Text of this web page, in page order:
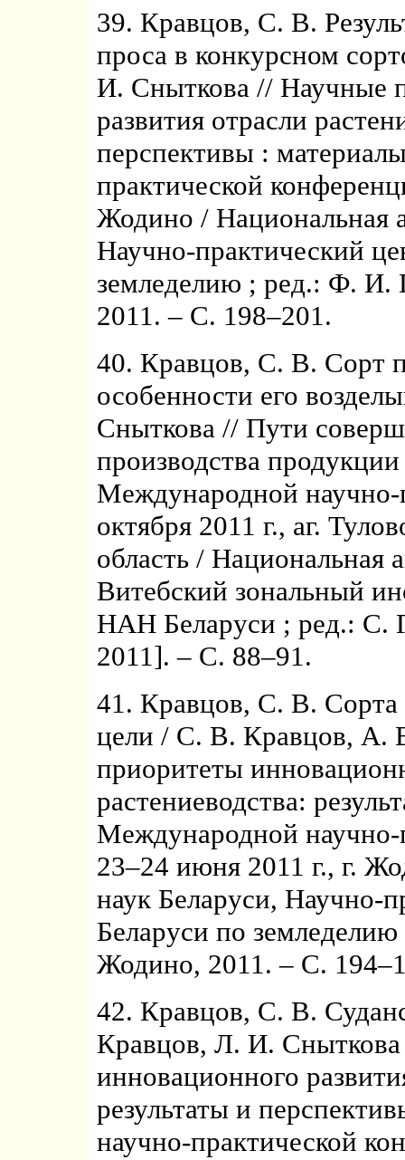
39. Кравцов, С. В.
проса в конкурсном
И. Сныткова // Научные
развития отрасли
перспективы :
практической
Жодино / Национальная
Научно-практический
земледелию ; ред.: Ф. И.
2011. – С. 198–201.
40. Кравцов, С. В. Сорт
особенности его
Сныткова // Пути
производства
Международной научно-
октября 2011 г., аг.
область / Национальная
Витебский зональный
НАН Беларуси ; ред.: С.
2011]. – С. 88–91.
41. Кравцов, С. В. Сорта
цели / С. В. Кравцов, А.
приоритеты
растениеводства:
Международной научно-
23–24 июня 2011 г., г.
наук Беларуси, Научно-
Беларуси по
Жодино, 2011. – С.
42. Кравцов, С. В.
Кравцов, Л. И.
инновационного
результаты и
научно-практической